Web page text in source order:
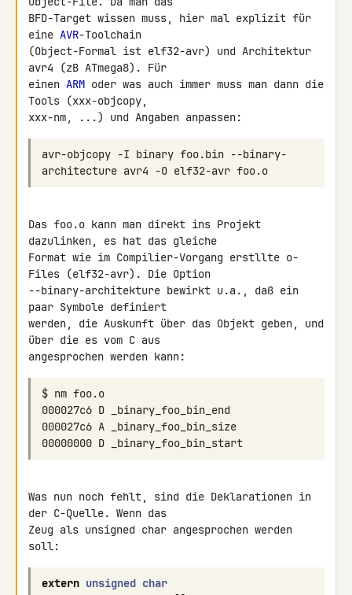
BFD-Target wissen muss, hier mal explizit für
eine AVR-Toolchain
(Object-Formal ist elf32-avr) und Architektur
avr4 (zB ATmega8). Für
einen ARM oder was auch immer muss man dann die
Tools (xxx-objcopy,
avr-objcopy -I binary foo.bin --binary-
Das foo.o kann man direkt ins Projekt
dazulinken, es hat das gleiche
Format wie im Compilier-Vorgang erstllte o-
Files (elf32-avr). Die Option
--binary-architekture bewirkt u.a., daß ein
paar Symbole definiert
werden, die Auskunft über das Objekt geben, und
über die es vom C aus
Was nun noch fehlt, sind die Deklarationen in
der C-Quelle. Wenn das
Zeug als unsigned char angesprochen werden
soll:
extern unsigned char